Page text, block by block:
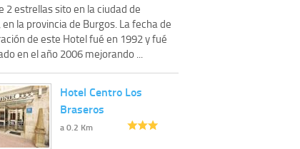
2 estrellas sito en la ciudad de
en la provincia de Burgos. La fecha de
de este Hotel fué en 1992 y fué
en el año 2006 mejorando ...
Hotel Centro Los
Braseros
a 0.2 Km